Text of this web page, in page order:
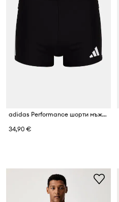
adidas Performance шорти мъжки
34,90 €